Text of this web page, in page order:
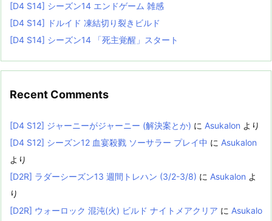
[D4 S14] シーズン14 エンドゲーム 雑感
[D4 S14] ドルイド 凍結切り裂きビルド
[D4 S14] シーズン14 「死主覚醒」スタート
Recent Comments
[D4 S12] ジャーニーがジャーニー (解決案とか) に Asukalon より
[D4 S12] シーズン12 血宴殺戮 ソーサラー プレイ中 に Asukalon
より
[D2R] ラダーシーズン13 週間トレハン (3/2-3/8) に Asukalon よ
り
[D2R] ウォーロック 混沌(火) ビルド ナイトメアクリア に Asukalo